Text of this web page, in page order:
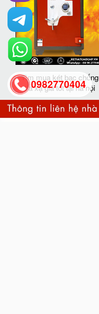
Tìm mua két bạc chống
tia xạ giá tốt tại hà nội
0982770404